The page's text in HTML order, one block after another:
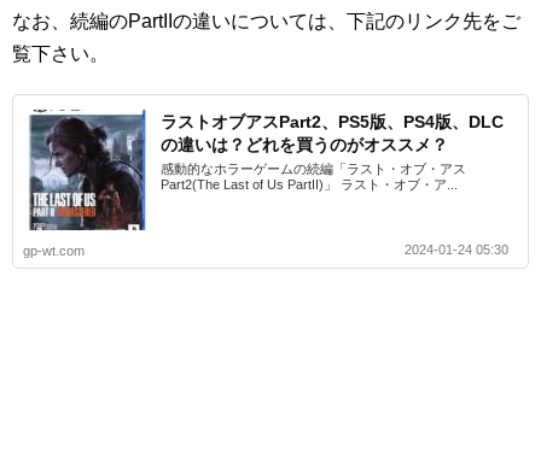
なお、続編のPartIIの違いについては、下記のリンク先をご
覧下さい。
ラストオブアスPart2、PS5版、PS4版、DLC
の違いは？どれを買うのがオススメ？
感動的なホラーゲームの続編「ラスト・オブ・アス
Part2(The Last of Us PartII)」 ラスト・オブ・ア...
gp-wt.com 2024-01-24 05:30